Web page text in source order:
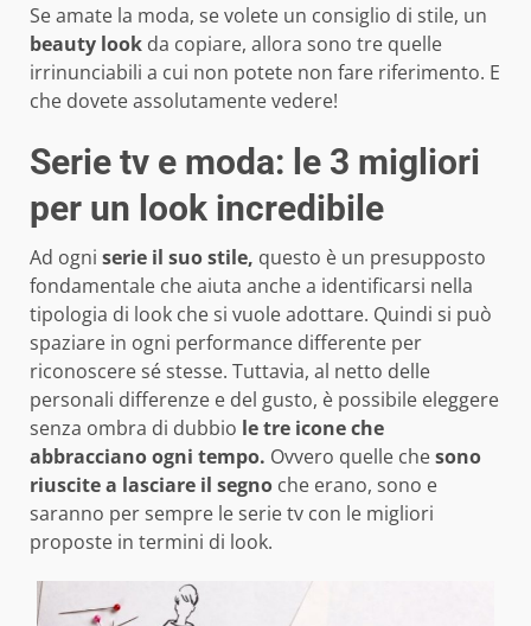
Se amate la moda, se volete un consiglio di stile, un
beauty look da copiare, allora sono tre quelle
irrinunciabili a cui non potete non fare riferimento. E
che dovete assolutamente vedere!
Serie tv e moda: le 3 migliori
per un look incredibile
Ad ogni serie il suo stile, questo è un presupposto
fondamentale che aiuta anche a identificarsi nella
tipologia di look che si vuole adottare. Quindi si può
spaziare in ogni performance differente per
riconoscere sé stesse. Tuttavia, al netto delle
personali differenze e del gusto, è possibile eleggere
senza ombra di dubbio le tre icone che
abbracciano ogni tempo. Ovvero quelle chesono
riuscite a lasciare il segno che erano, sono e
saranno per sempre le serie tv con le migliori
proposte in termini di look.